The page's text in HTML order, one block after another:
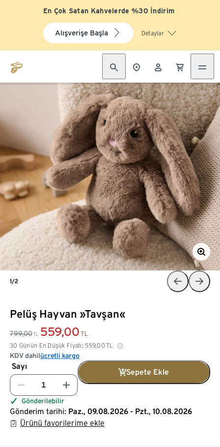
En Çok Satan Kahvelerde %30 İndirim
Alışverişe Başla Detaylar
Pelüş Hayvan »Tavşan«
799,00 TL 559,00 TL
30 Günün En Düşük Fiyatı: 559,00 TL
KDV dahilücretli kargo
Sayı
Sepete Ekle
Gönderilebilir
Gönderim tarihi: Paz., 09.08.2026 - Pzt., 10.08.2026
Ürünü favorilerime ekle
1/2